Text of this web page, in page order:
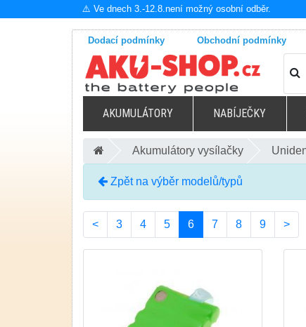
⚠️ Ve dnech 3.-12.8.není možný osobní odběr.
Dodací podmínky Obchodní podmínky
AKUMULÁTORY NABÍJEČKY
Akumulátory vysílačky
Zpět na výběr modelů/typů
< 3 4 5 6(current)
7 8 9 >